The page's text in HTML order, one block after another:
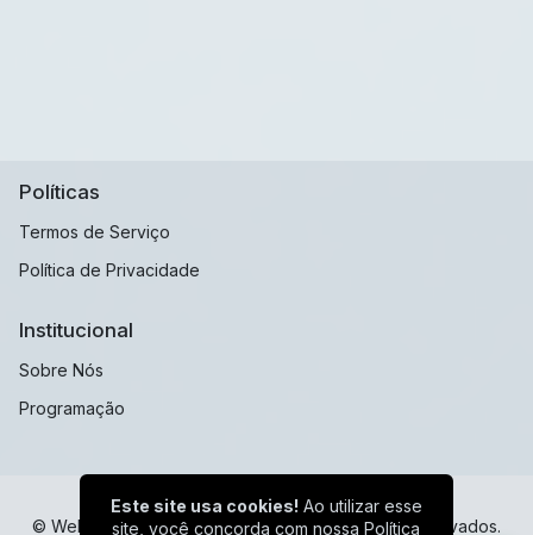
Políticas
Termos de Serviço
Política de Privacidade
Institucional
Sobre Nós
Programação
© Web Radio Sulamericana - Todos os direitos reservados.
Este site usa cookies! Ao utilizar esse
site, você concorda com nossaPolítica